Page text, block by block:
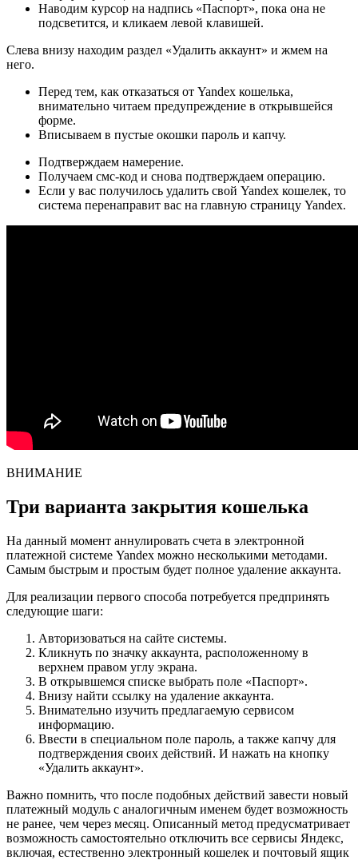
Наводим курсор на надпись «Паспорт», пока она не
подсветится, и кликаем левой клавишей.
Слева внизу находим раздел «Удалить аккаунт» и жмем на
него.
Перед тем, как отказаться от Yandex кошелька,
внимательно читаем предупреждение в открывшейся
форме.
Вписываем в пустые окошки пароль и капчу.
Подтверждаем намерение.
Получаем смс-код и снова подтверждаем операцию.
Если у вас получилось удалить свой Yandex кошелек, то
система перенаправит вас на главную страницу Yandex.
ВНИМАНИЕ
Три варианта закрытия кошелька
На данный момент аннулировать счета в электронной
платежной системе Yandex можно несколькими методами.
Самым быстрым и простым будет полное удаление аккаунта.
Для реализации первого способа потребуется предпринять
следующие шаги:
Авторизоваться на сайте системы.
Кликнуть по значку аккаунта, расположенному в
верхнем правом углу экрана.
В открывшемся списке выбрать поле «Паспорт».
Внизу найти ссылку на удаление аккаунта.
Внимательно изучить предлагаемую сервисом
информацию.
Ввести в специальном поле пароль, а также капчу для
подтверждения своих действий. И нажать на кнопку
«Удалить аккаунт».
Важно помнить, что после подобных действий завести новый
платежный модуль с аналогичным именем будет возможность
не ранее, чем через месяц. Описанный метод предусматривает
возможность самостоятельно отключить все сервисы Яндекс,
включая, естественно электронный кошелек и почтовый ящик